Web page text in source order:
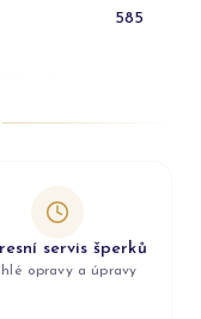
585
servis šperků
opravy a úpravy